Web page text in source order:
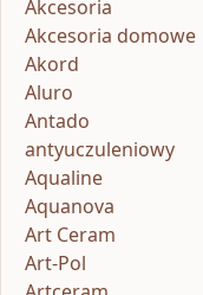
Akcesoria
Akcesoria domowe
Akord
Aluro
Antado
antyuczuleniowy
Aqualine
Aquanova
Art Ceram
Art-Pol